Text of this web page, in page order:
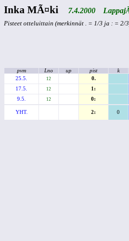
Inka MÃ¤ki 7.4.2000
Pisteet otteluittain (merkinnät . = 1/3 ja : = 2/
pvm Lno up pist k
25.5.
12 0.
17.5.
12 1:
9.5.
12 0:
YHT. 2: 0